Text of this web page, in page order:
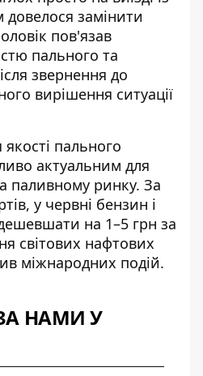
довелося замінити
пов'язав
пального та
звернення до
вирішення ситуації
пального
актуальним для
паливному ринку. За
у червні бензин і
на 1–5 грн за
світових нафтових
міжнародних подій.
НАМИ У